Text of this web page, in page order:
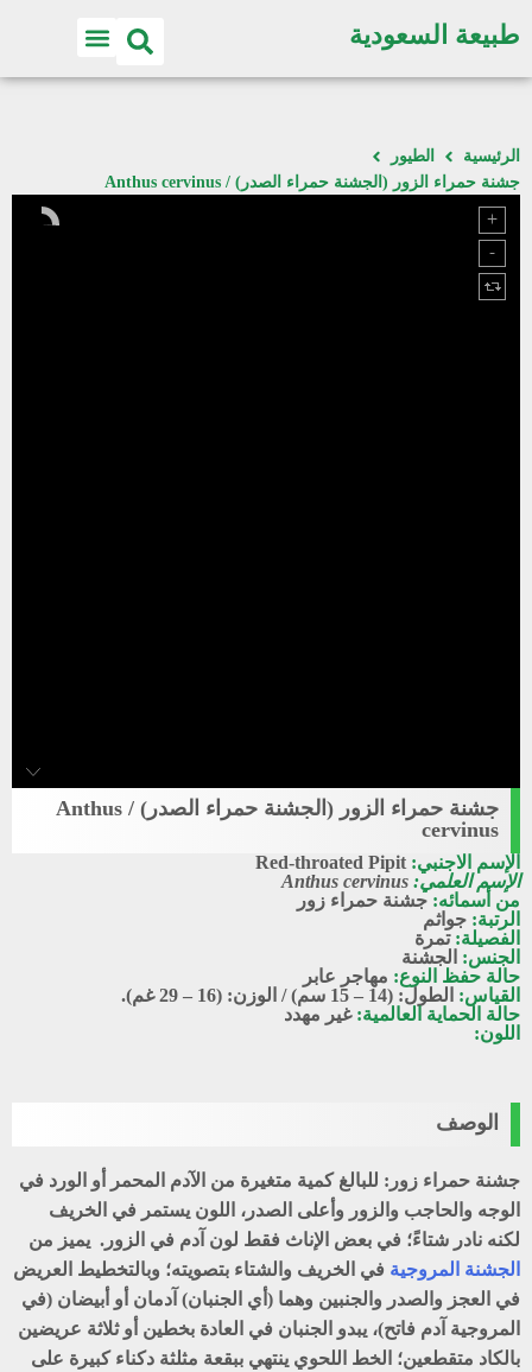
طبيعة السعودية
الرئيسية
الطيور
جشنة حمراء الزور (الجشنة حمراء الصدر) / Anthus cervinus
Red-throated_Pipit1
جشنة حمراء الزور (الجشنة حمراء الصدر) / Anthus
cervinus
الإسم الاجنبي: Red-throated Pipit
الإسم العلمي: Anthus cervinus
من أسمائه: جشنة حمراء زور
الرتبة: جواثم
الفصيلة:تمرة
الجنس: الجشنة
حالة حفظ النوع: مهاجر عابر
القياس: الطول: (14 – 15 سم) / الوزن: (16 – 29 غم).
حالة الحماية العالمية:غير مهدد
اللون:
الوصف
جشنة حمراء زور: للبالغ كمية متغيرة من الآدم المحمر أو الورد في
الوجه والحاجب والزور وأعلى الصدر، اللون يستمر في الخريف
لكنه نادر شتاءً؛ في بعض الإناث فقط لون آدم في الزور. يميز من
الجشنة المروجية في الخريف والشتاء بتصويته؛ وبالتخطيط العريض
في العجز والصدر والجنبين وهما (أي الجنبان) آدمان أو أبيضان (في
المروجية آدم فاتح)، يبدو الجنبان في العادة بخطين أو ثلاثة عريضين
بالكاد متقطعين؛ الخط اللحوي ينتهي ببقعة مثلثة دكناء كبيرة على